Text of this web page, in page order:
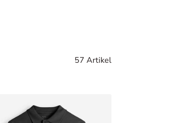
57 Artikel